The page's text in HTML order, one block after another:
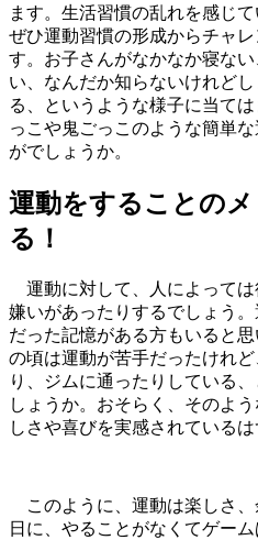
ます。生活習慣の乱れを感じ
ぜひ運動習慣の形成からチャ
す。お子さんがなかなか寝な
い、なんだか知らないけれど
る、というような様子に当て
っこや鬼ごっこのような簡単
がでしょうか。
運動をすることの
る！
運動に対して、人によっては
嫌いがあったりするでしょう
だった記憶がある方もいると
の頃は運動が苦手だったけれ
り、ジムに通ったりしている
しょうか。おそらく、そのよ
しさや喜びを実感されているは
このように、運動は楽しさ
日に、やることがなくてゲー